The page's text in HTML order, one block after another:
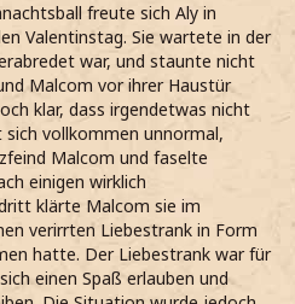
freute sich Aly in
Valentinstag. Sie wartete in der
war, und staunte nicht
Malcom vor ihrer Haustür
klar, dass irgendetwas nicht
vollkommen unnormal,
Malcom und faselte
einigen wirklich
klärte Malcom sie im
verirrten Liebestrank in Form
hatte. Der Liebestrank war für
einen Spaß erlauben und